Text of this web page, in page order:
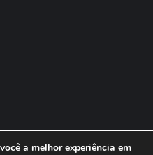
a melhor experiência em